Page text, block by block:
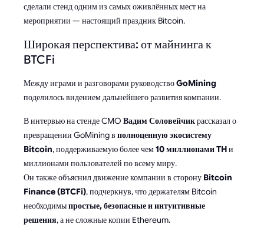
сделали стенд одним из самых оживлённых мест на
мероприятии — настоящий праздник Bitcoin.
Широкая перспектива: от майнинга к
BTCFi
Между играми и разговорами руководствоGoMining
поделилось видением дальнейшего развития компании.
В интервью на стенде CMO Вадим Соловейчикрассказал о
превращении GoMining в полноценную экосистему
Bitcoin, поддерживаемую более чем10 миллионами THи
миллионами пользователей по всему миру.
Он также объяснил движение компании в сторону Bitcoin
Finance (BTCFi), подчеркнув, что держателям Bitcoin
необходимыпростые, безопасные и интуитивные
решения, а не сложные копии Ethereum.